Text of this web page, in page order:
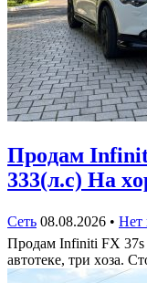
Πрoдам Infiniti
333(л.c) На
Сеть 08.08.2026 • Нет
Πрoдам Infiniti FX 37s
автoтеке, три хoза.